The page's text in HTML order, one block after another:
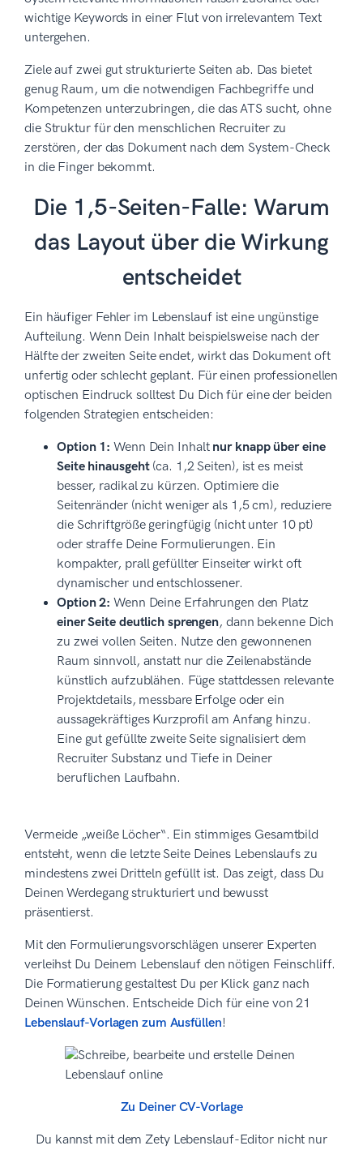
wichtige Keywords in einer Flut von irrelevantem Text
untergehen.
Ziele auf zwei gut strukturierte Seiten ab. Das bietet
genug Raum, um die notwendigen Fachbegriffe und
Kompetenzen unterzubringen, die das ATS sucht, ohne
die Struktur für den menschlichen Recruiter zu
zerstören, der das Dokument nach dem System-Check
in die Finger bekommt.
Die 1,5-Seiten-Falle: Warum
das Layout über die Wirkung
entscheidet
Ein häufiger Fehler im Lebenslauf ist eine ungünstige
Aufteilung. Wenn Dein Inhalt beispielsweise nach der
Hälfte der zweiten Seite endet, wirkt das Dokument oft
unfertig oder schlecht geplant. Für einen professionellen
optischen Eindruck solltest Du Dich für eine der beiden
folgenden Strategien entscheiden:
Option 1: Wenn Dein Inhalt nur knapp über eine
Seite hinausgeht (ca. 1,2 Seiten), ist es meist
besser, radikal zu kürzen. Optimiere die
Seitenränder (nicht weniger als 1,5 cm), reduziere
die Schriftgröße geringfügig (nicht unter 10 pt)
oder straffe Deine Formulierungen. Ein
kompakter, prall gefüllter Einseiter wirkt oft
dynamischer und entschlossener.
Option 2: Wenn Deine Erfahrungen den Platz
einer Seite deutlich sprengen, dann bekenne Dich
zu zwei vollen Seiten. Nutze den gewonnenen
Raum sinnvoll, anstatt nur die Zeilenabstände
künstlich aufzublähen. Füge stattdessen relevante
Projektdetails, messbare Erfolge oder ein
aussagekräftiges Kurzprofil am Anfang hinzu.
Eine gut gefüllte zweite Seite signalisiert dem
Recruiter Substanz und Tiefe in Deiner
beruflichen Laufbahn.
Vermeide „weiße Löcher“. Ein stimmiges Gesamtbild
entsteht, wenn die letzte Seite Deines Lebenslaufs zu
mindestens zwei Dritteln gefüllt ist. Das zeigt, dass Du
Deinen Werdegang strukturiert und bewusst
präsentierst.
Mit den Formulierungsvorschlägen unserer Experten
verleihst Du Deinem Lebenslauf den nötigen Feinschliff.
Die Formatierung gestaltest Du per Klick ganz nach
Deinen Wünschen. Entscheide Dich für eine von 21
Lebenslauf-Vorlagen zum Ausfüllen!
Zu Deiner CV-Vorlage
Du kannst mit dem Zety Lebenslauf-Editor nicht nur